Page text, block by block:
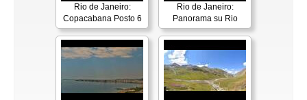
Rio de Janeiro:
Copacabana Posto 6
Rio de Janeiro:
Panorama su Rio